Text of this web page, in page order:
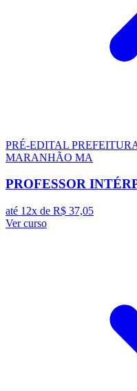
PRÉ-EDITAL
MARANHÃO MA
PROFESSOR
até 12x de R$ 37,05
Ver curso